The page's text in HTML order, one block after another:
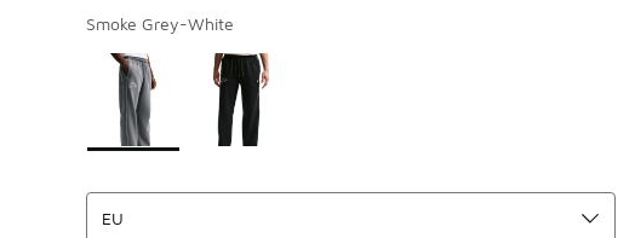
Smoke Grey-White
Seite 1 von 1 zeigt die Farben 1 bis 2 von 2 an.
Bitte wählen Sie einen Stil aus